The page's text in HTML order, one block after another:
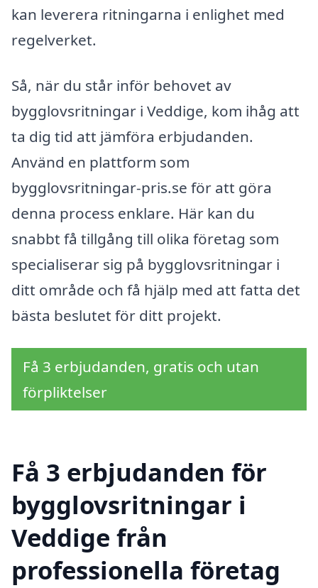
kan leverera ritningarna i enlighet med
regelverket.
Så, när du står inför behovet av
bygglovsritningar i Veddige, kom ihåg att
ta dig tid att jämföra erbjudanden.
Använd en plattform som
bygglovsritningar-pris.se för att göra
denna process enklare. Här kan du
snabbt få tillgång till olika företag som
specialiserar sig på bygglovsritningar i
ditt område och få hjälp med att fatta det
bästa beslutet för ditt projekt.
Få 3 erbjudanden, gratis och utan
förpliktelser
Få 3 erbjudanden för
bygglovsritningar i
Veddige från
professionella företag